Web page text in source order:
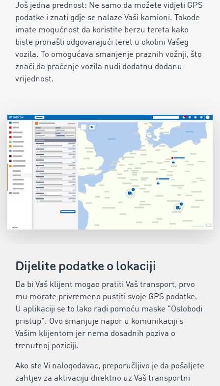
Još jedna prednost: Ne samo da možete vidjeti GPS
podatke i znati gdje se nalaze Vaši kamioni. Takođe
imate mogućnost da koristite berzu tereta kako
biste pronašli odgovarajući teret u okolini Vašeg
vozila. To omogućava smanjenje praznih vožnji, što
znači da praćenje vozila nudi dodatnu dodanu
vrijednost.
Dijelite podatke o lokaciji
Da bi Vaš klijent mogao pratiti Vaš transport, prvo
mu morate privremeno pustiti svoje GPS podatke.
U aplikaciji se to lako radi pomoću maske "Oslobodi
pristup". Ovo smanjuje napor u komunikaciji s
Vašim klijentom jer nema dosadnih poziva o
trenutnoj poziciji.
Ako ste Vi nalogodavac, preporučljivo je da pošaljete
zahtjev za aktivaciju direktno uz Vaš transportni